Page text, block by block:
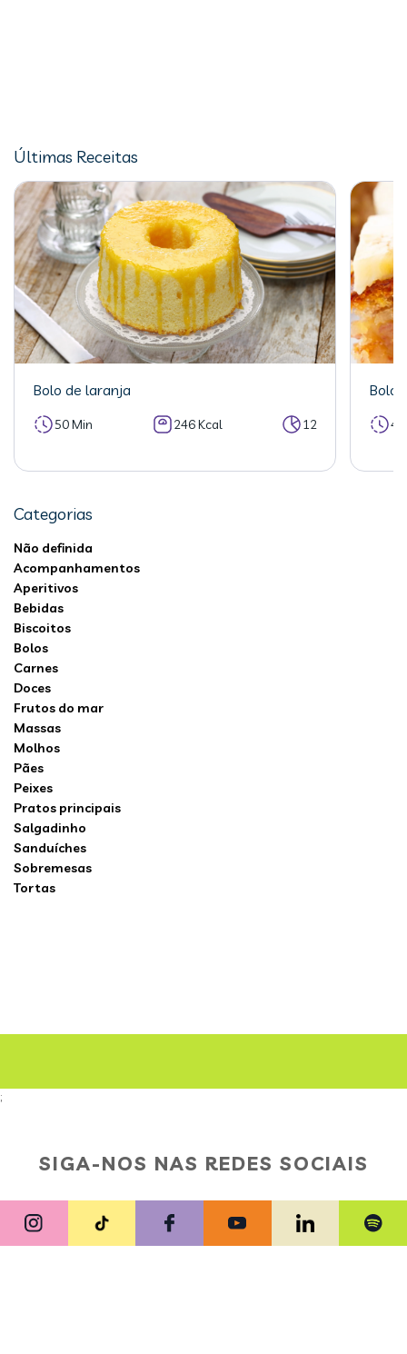
Últimas Receitas
Bolo de laranja
50 Min 246 Kcal 12
Bolo
Categorias
Não definida
Acompanhamentos
Aperitivos
Bebidas
Biscoitos
Bolos
Carnes
Doces
Frutos do mar
Massas
Molhos
Pães
Peixes
Pratos principais
Salgadinho
Sanduíches
Sobremesas
Tortas
;
SIGA-NOS NAS REDES SOCIAIS